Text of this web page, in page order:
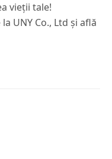
vieții tale!
UNY Co., Ltd și află